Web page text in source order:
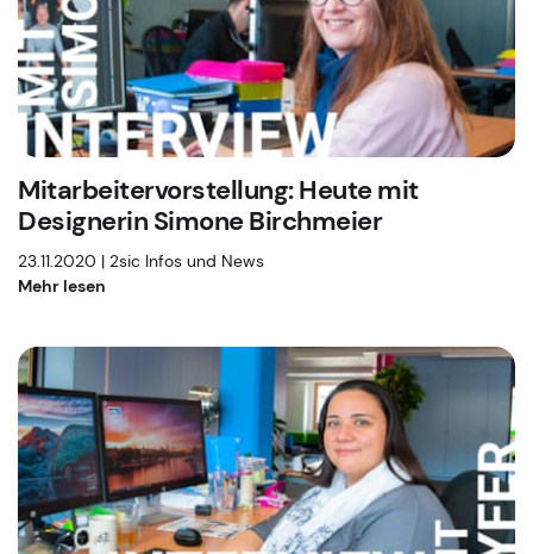
Mitarbeitervorstellung: Heute mit
Designerin Simone Birchmeier
23.11.2020 | 2sic Infos und News
Mehr lesen